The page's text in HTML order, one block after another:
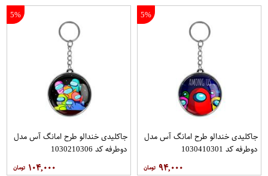
5%
جاکلیدی خندالو طرح امانگ آس مدل
دوطرفه کد 1030410301
۹۴,۰۰۰
5%
جاکلیدی خندالو طرح امانگ آس مدل
دوطرفه کد 1030210306
۱۰۴,۰۰۰